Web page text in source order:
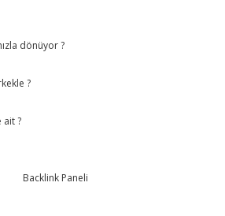
dönüyor ?
?
ait ?